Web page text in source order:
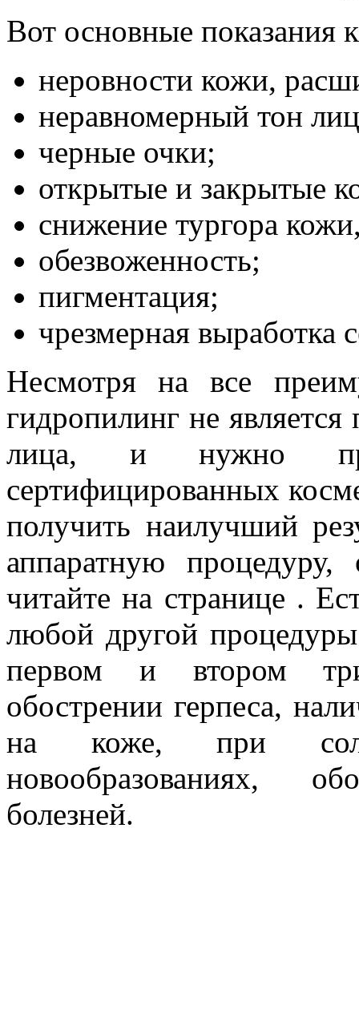
Вот основные показания
неровности кожи,
неравномерный тон
черные очки;
открытые и закрытые
снижение тургора
обезвоженность;
пигментация;
чрезмерная выработка
Несмотря на все
гидропилинг не
лица, и нужно
сертифицированных
получить наилучший
аппаратную
читайте на странице .
любой другой
первом и втором
обострении герпеса,
на коже, при
новообразованиях,
болезней.